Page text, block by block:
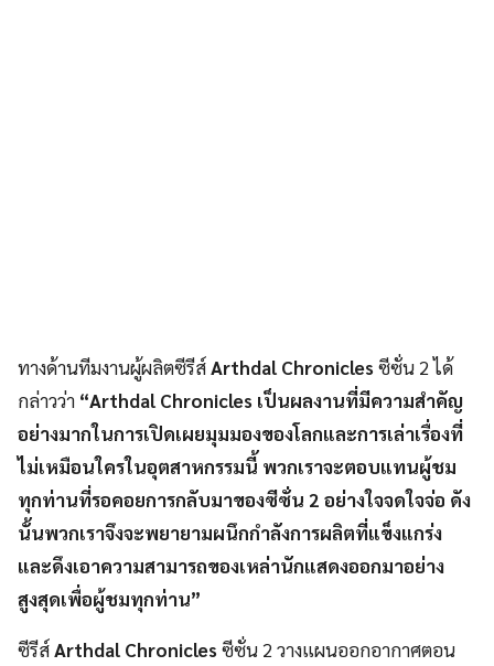
ทางด้านทีมงานผู้ผลิตซีรีส์Arthdal Chroniclesซีซั่น 2 ได้
กล่าวว่า “Arthdal Chronicles เป็นผลงานที่มีความสำคัญ
อย่างมากในการเปิดเผยมุมมองของโลกและการเล่าเรื่องที่
ไม่เหมือนใครในอุตสาหกรรมนี้ พวกเราจะตอบแทนผู้ชม
ทุกท่านที่รอคอยการกลับมาของซีซั่น 2 อย่างใจจดใจจ่อ ดัง
นั้นพวกเราจึงจะพยายามผนึกกำลังการผลิตที่แข็งแกร่ง
และดึงเอาความสามารถของเหล่านักแสดงออกมาอย่าง
สูงสุดเพื่อผู้ชมทุกท่าน”
ซีรีส์Arthdal Chroniclesซีซั่น 2 วางแผนออกอากาศตอน